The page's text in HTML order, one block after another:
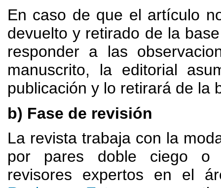
En caso de que el artículo
devuelto y retirado de la
responder a las
manuscrito, la editorial
publicación y lo retirará de la
b) Fase de revisión
La revista trabaja con la
por pares doble ciego o
revisores expertos en el